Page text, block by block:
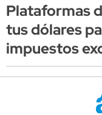
Plataformas
tus dólares
impuestos